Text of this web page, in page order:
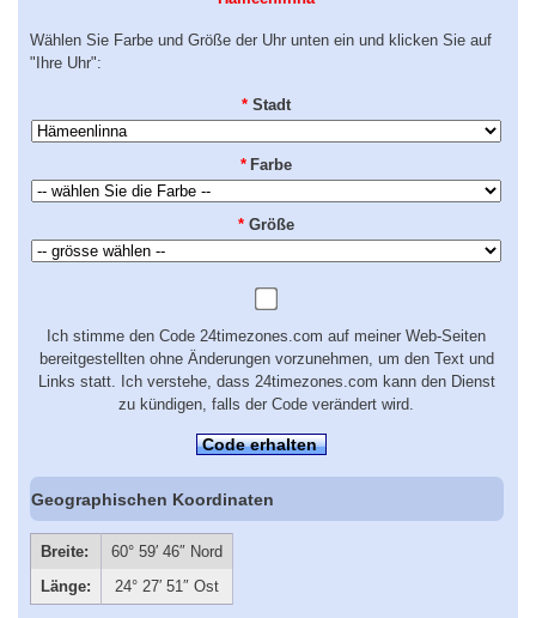
Wählen Sie Farbe und Größe der Uhr unten ein und klicken Sie auf
"Ihre Uhr":
* Stadt
* Farbe
* Größe
Ich stimme den Code 24timezones.com auf meiner Web-Seiten
bereitgestellten ohne Änderungen vorzunehmen, um den Text und
Links statt. Ich verstehe, dass 24timezones.com kann den Dienst
zu kündigen, falls der Code verändert wird.
Code erhalten
Geographischen Koordinaten
Breite:
60° 59′ 46″ Nord
Länge:
24° 27′ 51″ Ost